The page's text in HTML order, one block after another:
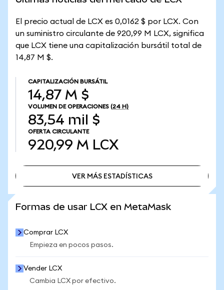
El precio actual de LCX es 0,0162 $ por LCX. Con
un suministro circulante de 920,99 M LCX, significa
que LCX tiene una capitalización bursátil total de
14,87 M $.
CAPITALIZACIÓN BURSÁTIL
14,87 M $
VOLUMEN DE OPERACIONES (24 H)
83,54 mil $
OFERTA CIRCULANTE
920,99 M LCX
VER MÁS ESTADÍSTICAS
Formas de usar LCX en MetaMask
Comprar LCX
Empieza en pocos pasos.
Vender LCX
Cambia LCX por efectivo.